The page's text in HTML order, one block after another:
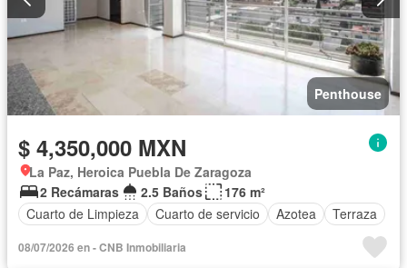
Penthouse
$ 4,350,000 MXN
La Paz, Heroica Puebla De Zaragoza
2 Recámaras
2.5 Baños
176 m²
Cuarto de Limpieza
Cuarto de servicio Azotea Terraza
08/07/2026 en - CNB Inmobiliaria